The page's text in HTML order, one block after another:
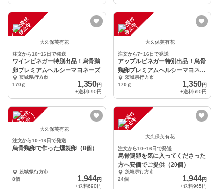
注
文
受
付
停
止
中
大久保芙有花
注文から10~16日で発送
ワインビネガー特別出品！烏骨鶏
卵プレミアムヘルシーマヨネーズ
茨城県行方市
170ｇ
1,350円
+送料690円
注
文
受
付
停
止
中
大久保芙有花
注文から7~16日で発送
アップルビネガー特別出品！烏骨
鶏卵プレミアムヘルシーマヨネー
ズ 茨城県行方市
170ｇ
1,350円
+送料690円
注
文
受
付
停
止
中 大久保芙有花
注文から10~16日で発送
烏骨鶏卵で作った燻製卵（8個）
茨城県行方市
8個
1,944円
+送料690円
注
文
受
付
停
止
中
大久保芙有花
注文から10~16日で発送
烏骨鶏卵を気に入ってくださった
方へ安価でご提供（20個）
茨城県行方市
24個
1,944円
+送料965円